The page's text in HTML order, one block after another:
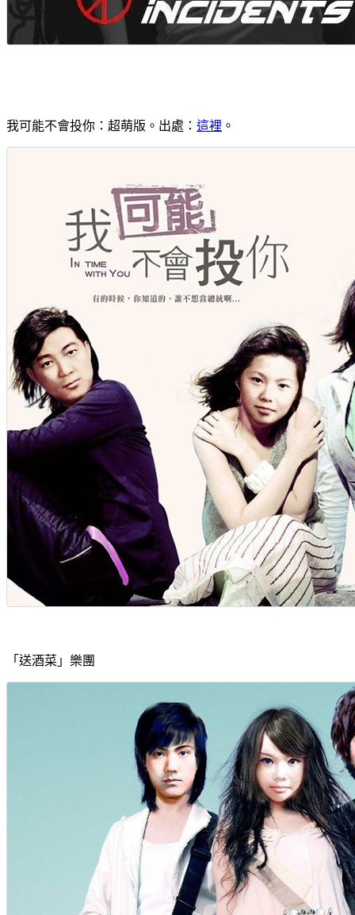
我可能不會投你：超萌版。出處： 這裡 。
「送酒菜」樂團